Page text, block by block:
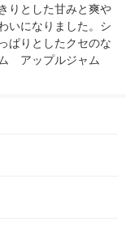
りとした甘みと爽や
いになりました。シ
ぱりとしたクセのな
　アップルジャム